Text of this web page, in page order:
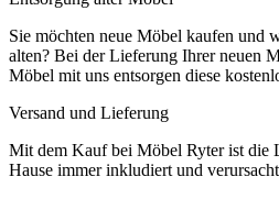
Sie möchten neue Möbel kaufen und
alten? Bei der Lieferung Ihrer neuen
Möbel mit uns entsorgen diese
Versand und Lieferung
Mit dem Kauf bei Möbel Ryter ist die
Hause immer inkludiert und